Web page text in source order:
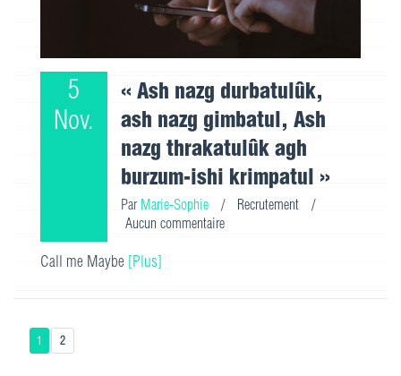
5
Nov.
« Ash nazg durbatulûk,
ash nazg gimbatul, Ash
nazg thrakatulûk agh
burzum-ishi krimpatul »
Par Marie-Sophie / Recrutement
/
Aucun commentaire
Call me Maybe [Plus]
1 2